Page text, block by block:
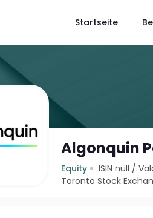
Startseite
Algonquin
Equity ISIN null /
Toronto Stock